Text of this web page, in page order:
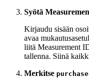
Syötä
Kirjaudu sisään
avaa
liitä Measurement
tallenna. Siinä
Merkitse purchase